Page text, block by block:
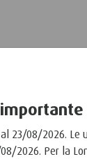
23/08/2026. Le
2026. Per la